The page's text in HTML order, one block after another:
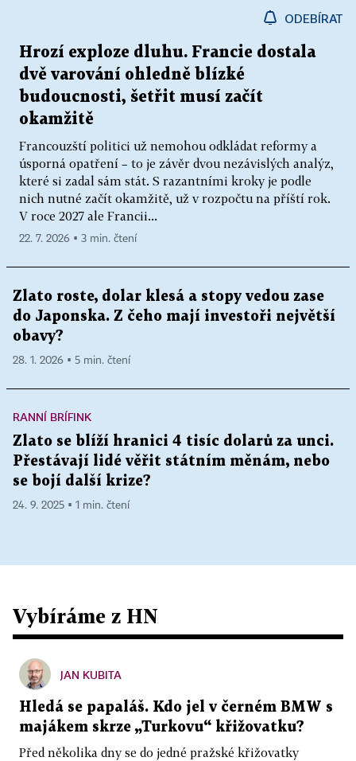
ODEBÍRAT
Hrozí exploze dluhu. Francie dostala
dvě varování ohledně blízké
budoucnosti, šetřit musí začít
okamžitě
Francouzští politici už nemohou odkládat reformy a
úsporná opatření – to je závěr dvou nezávislých analýz,
které si zadal sám stát. S razantními kroky je podle
nich nutné začít okamžitě, už v rozpočtu na příští rok.
V roce 2027 ale Francii...
22. 7. 2026 ▪ 3 min. čtení
Zlato roste, dolar klesá a stopy vedou zase
do Japonska. Z čeho mají investoři největší
obavy?
28. 1. 2026 ▪ 5 min. čtení
RANNÍ BRÍFINK
Zlato se blíží hranici 4 tisíc dolarů za unci.
Přestávají lidé věřit státním měnám, nebo
se bojí další krize?
24. 9. 2025 ▪ 1 min. čtení
Vybíráme z HN
JAN KUBITA
Hledá se papaláš. Kdo jel v černém BMW s
majákem skrze „Turkovu“ křižovatku?
Před několika dny se do jedné pražské křižovatky